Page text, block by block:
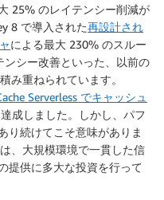
25% のレイテンシー削減が
8 で導入された再設計され
による最大 230% のスルー
シー改善といった、以前の
み重ねられています。
Serverless でキャッシュ
成しました。しかし、パフ
り続けてこそ意味がありま
、大規模環境で一貫した信
提供に多大な投資を行って